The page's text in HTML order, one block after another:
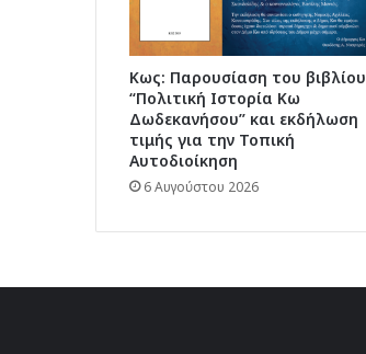
Κως: Παρουσίαση του βιβλίου
“Πολιτική Ιστορία Κω
Δωδεκανήσου” και εκδήλωση
τιμής για την Τοπική
Αυτοδιοίκηση
6 Αυγούστου 2026